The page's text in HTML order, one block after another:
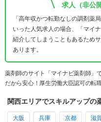
求人（非公
「高年収かつ転勤なしの調剤薬
いった人気求人の場合、「マイ
紹介してしまうこともあるため
あります。
薬剤師のサイト「マイナビ薬剤師」
だから安心！厚生労働大臣認可の転
関西エリアでスキルアップの
大阪 兵庫 京都 滋